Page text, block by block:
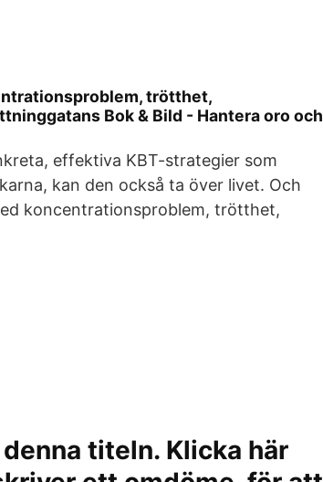
trötthet,
Bok & Bild - Hantera oro och
effektiva KBT-strategier som
kan den också ta över livet. Och
koncentrationsproblem, trötthet,
titeln. Klicka här